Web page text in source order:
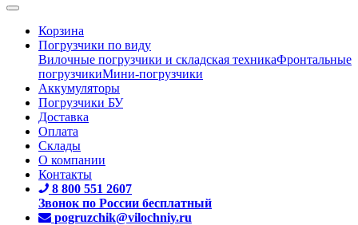
Корзина
Погрузчики по виду
Вилочные погрузчики и складская техникаФронтальные
погрузчикиМини-погрузчики
Аккумуляторы
Погрузчики БУ
Доставка
Оплата
Склады
О компании
Контакты
8 800 551 2607
Звонок по России бесплатный
pogruzchik@vilochniy.ru